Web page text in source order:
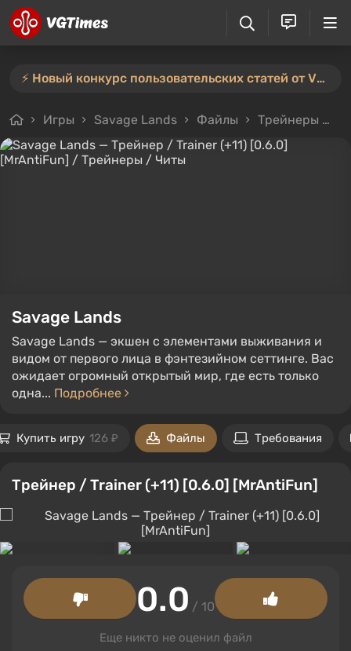
⚡️ Новый конкурс пользовательских статей от VGTimes — участвуйте тут ⚡️
Игры Savage Lands Файлы Трейнеры
Savage Lands
Savage Lands — экшен с элементами выживания и
видом от первого лица в фэнтезийном сеттинге. Вас
ожидает огромный открытый мир, где есть только
одна... Подробнее
Купить игру 126 ₽ Файлы Требования
Трейнер / Trainer (+11) [0.6.0] [MrAntiFun]
0.0 / 10
Еще никто не оценил файл